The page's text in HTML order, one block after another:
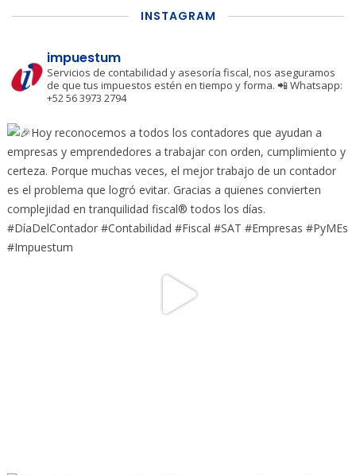
INSTAGRAM
impuestum
Servicios de contabilidad y asesoría fiscal, nos aseguramos
de que tus impuestos estén en tiempo y forma. 📲 Whatsapp:
+52 56 3973 2794